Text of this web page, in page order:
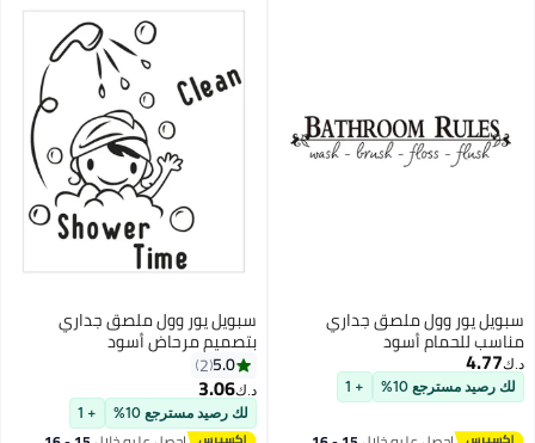
سبويل يور وول ملصق جداري
مناسب للحمام أسود
100x25Ø³Ù†ØªÙŠÙ…ØªØ±
د.ك‏4.77
لك رصيد مسترجع 10% + 1
سبويل يور وول ملصق جداري
بتصميم مرحاض أسود
30x30Ø³Ù†ØªÙŠÙ…ØªØ±
5.0
2
د.ك‏3.06
لك رصيد مسترجع 10% + 1